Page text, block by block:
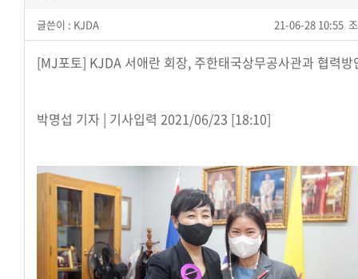
글쓴이 : KJDA 21-06-28 10:55
[MJ포토] KJDA 서애란 회장, 주한태국상무공사관과 협력방
박명섭 기자 | 기사입력 2021/06/23 [18:10]